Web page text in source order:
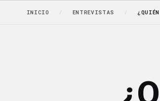
INICIO / ENTREVISTAS /